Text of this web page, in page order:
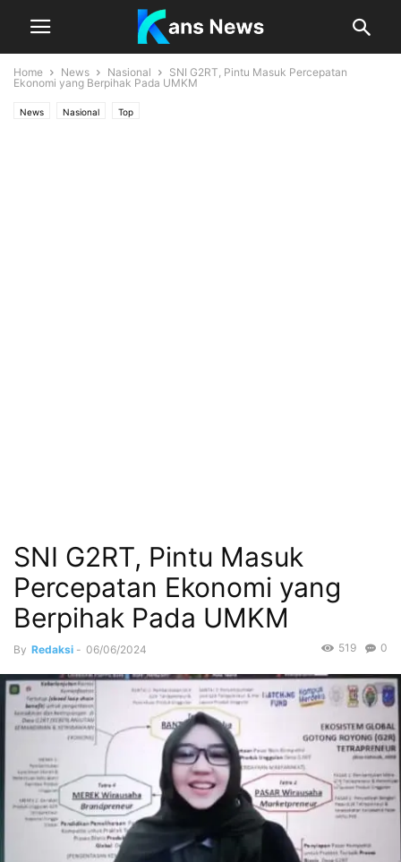
Home News Nasional
SNI G2RT, Pintu Masuk Percepatan
Ekonomi yang Berpihak Pada UMKM
News Nasional Top
SNI G2RT, Pintu Masuk
Percepatan Ekonomi yang
Berpihak Pada UMKM
By Redaksi - 06/06/2024 0
519